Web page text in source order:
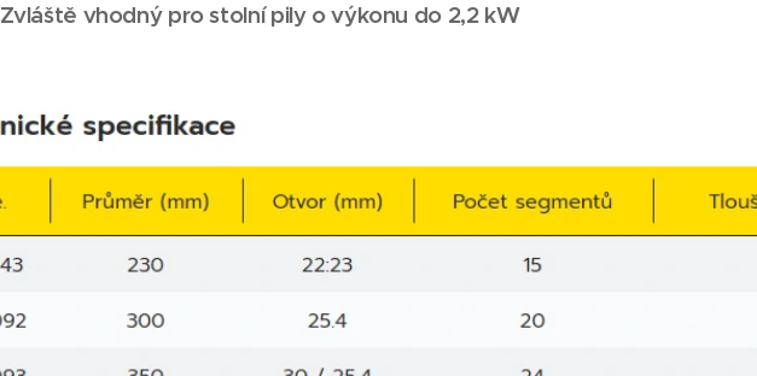
Zvláště vhodný pro stolní pily o výkonu do 2,2 kW